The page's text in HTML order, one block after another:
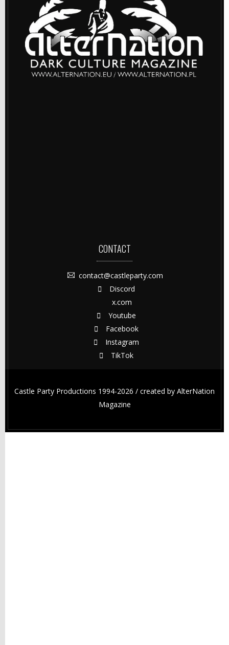
CONTACT
contact@castleparty.com
Discord
x.com
Youtube
Facebook
Instagram
TikTok
Castle Party Productions 1994-2026 / created by AlterNation
Magazine